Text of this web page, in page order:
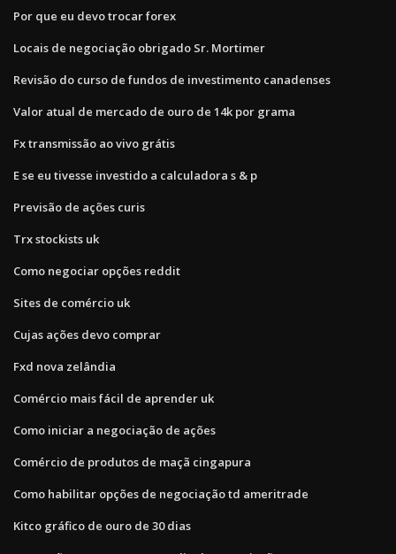
Por que eu devo trocar forex
Locais de negociação obrigado Sr. Mortimer
Revisão do curso de fundos de investimento canadenses
Valor atual de mercado de ouro de 14k por grama
Fx transmissão ao vivo grátis
E se eu tivesse investido a calculadora s & p
Previsão de ações curis
Trx stockists uk
Como negociar opções reddit
Sites de comércio uk
Cujas ações devo comprar
Fxd nova zelândia
Comércio mais fácil de aprender uk
Como iniciar a negociação de ações
Comércio de produtos de maçã cingapura
Como habilitar opções de negociação td ameritrade
Kitco gráfico de ouro de 30 dias